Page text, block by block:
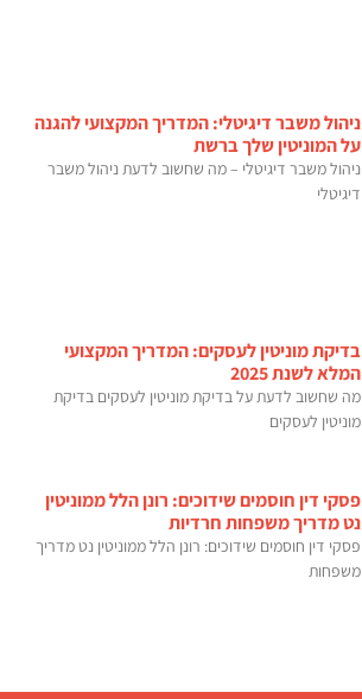
ניהול משבר דיגיטלי: המדריך המקצועי להגנה
על המוניטין שלך ברשת
ניהול משבר דיגיטלי – מה שחשוב לדעת ניהול משבר
דיגיטלי
בדיקת מוניטין לעסקים: המדריך המקצועי
המלא לשנת 2025
מה שחשוב לדעת על בדיקת מוניטין לעסקים בדיקת
מוניטין לעסקים
פסקי דין חוסמים שידוכים: רונן הלל ממוניטין
נט מדריך משפחות חרדיות
פסקי דין חוסמים שידוכים: רונן הלל ממוניטין נט מדריך
משפחות